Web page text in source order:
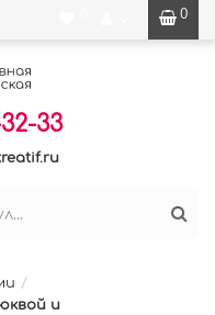
0
33
и